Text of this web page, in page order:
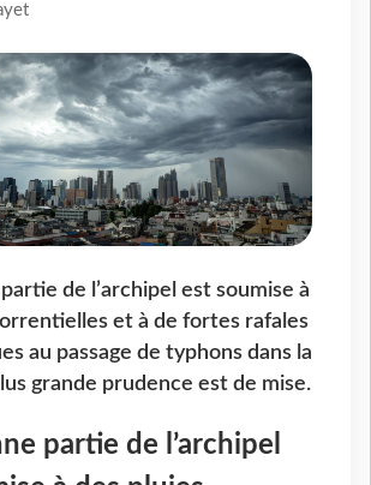
de l’archipel est soumise à
et à de fortes rafales
au passage de typhons dans la
grande prudence est de mise.
partie de l’archipel